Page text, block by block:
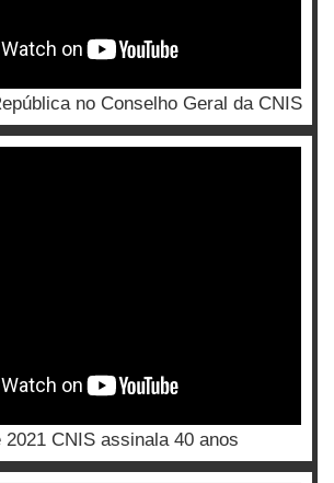
no Conselho Geral da CNIS
2021 CNIS assinala 40 anos